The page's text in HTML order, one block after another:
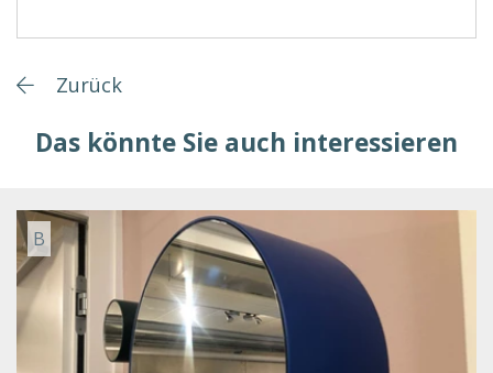
Zurück
Das könnte Sie auch interessieren
B